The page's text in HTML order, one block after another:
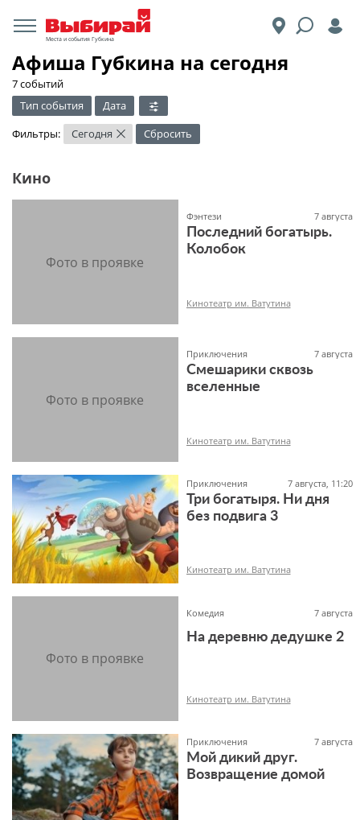
Места и события Губкина
Афиша Губкина на сегодня
7 событий
Тип события
Дата
Фильтры:
Сегодня × Сбросить
Кино
Фэнтези 7 августа
Последний богатырь.
Колобок
Кинотеатр им. Ватутина
Приключения 7 августа
Смешарики сквозь
вселенные
Кинотеатр им. Ватутина
Приключения 7 августа, 11:20
Три богатыря. Ни дня
без подвига 3
Кинотеатр им. Ватутина
Комедия 7 августа
На деревню дедушке 2
Кинотеатр им. Ватутина
Приключения 7 августа
Мой дикий друг.
Возвращение домой